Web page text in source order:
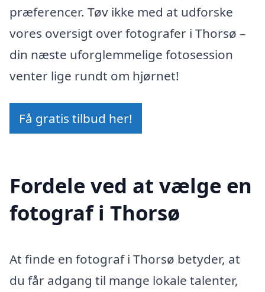
præferencer. Tøv ikke med at udforske
vores oversigt over fotografer i Thorsø –
din næste uforglemmelige fotosession
venter lige rundt om hjørnet!
Få gratis tilbud her!
Fordele ved at vælge en
fotograf i Thorsø
At finde en fotograf i Thorsø betyder, at
du får adgang til mange lokale talenter,